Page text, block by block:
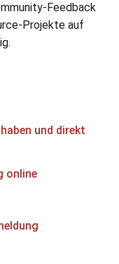
Feedback
Projekte auf
und direkt
online